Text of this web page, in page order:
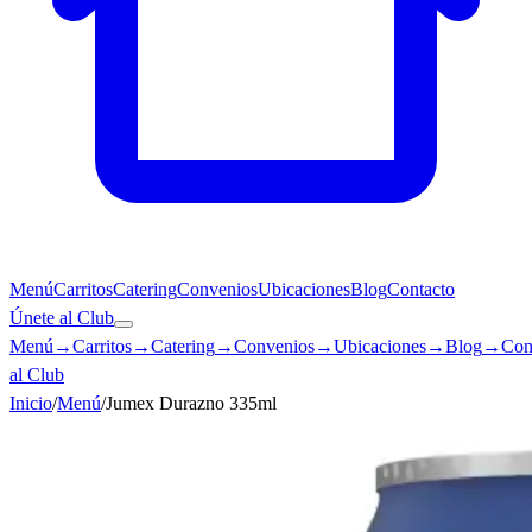
MenúCarritosCateringConveniosUbicacionesBlogContacto
Únete al Club
Menú →Carritos→Catering→Convenios→Ubicaciones→Blog→
al Club
Inicio/Menú/Jumex Durazno 335ml